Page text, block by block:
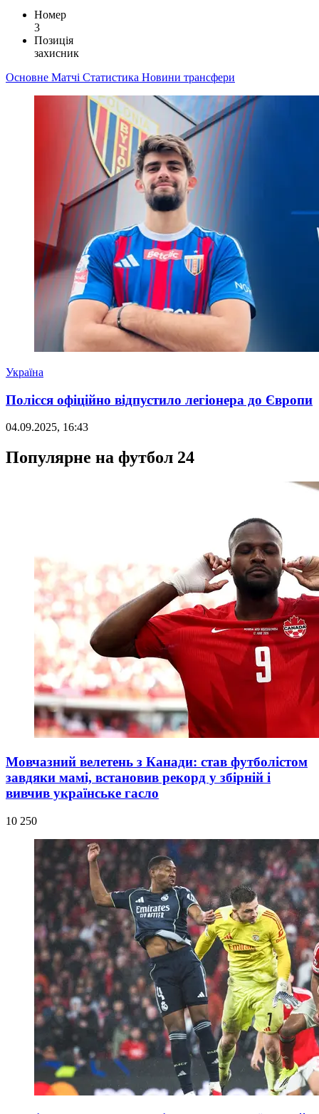
Номер
3
Позиція
захисник
Основне Матчі Статистика Новини трансфери
Україна
Полісся офіційно відпустило легіонера до Європи
04.09.2025, 16:43
Популярне на футбол 24
Мовчазний велетень з Канади: став футболістом
завдяки мамі, встановив рекорд у збірній і
вивчив українське гасло
10 250